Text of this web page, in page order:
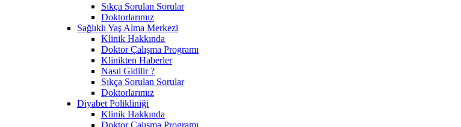
Sıkça Sorulan Sorular
Doktorlarımız
Sağlıklı Yaş Alma Merkezi
Klinik Hakkında
Doktor Çalışma Programı
Klinikten Haberler
Nasıl Gidilir ?
Sıkça Sorulan Sorular
Doktorlarımız
Diyabet Polikliniği
Klinik Hakkında
Doktor Çalışma Programı